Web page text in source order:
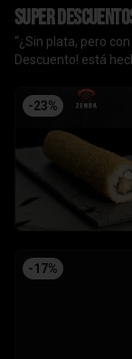
SUPER
“¿Sin plata, pero
Descuento! está
-23%
-17%